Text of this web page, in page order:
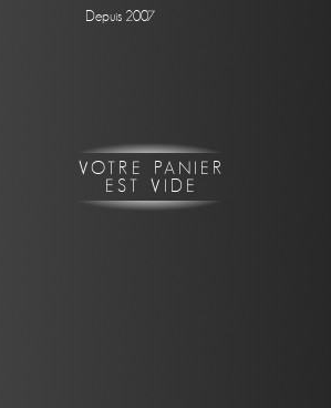
Depuis 2007
VOTRE PANIER
EST VIDE